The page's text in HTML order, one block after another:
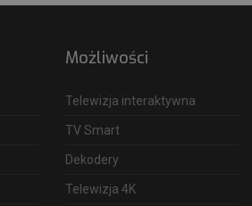
Możliwości
Telewizja interaktywna
TV Smart
Dekodery
Telewizja 4K